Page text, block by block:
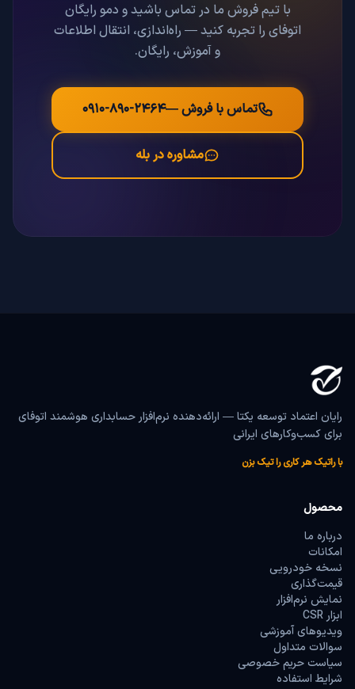
با تیم فروش ما در تماس باشید و دمو رایگان
اتوفای را تجربه کنید — راه‌اندازی، انتقال اطلاعات
و آموزش، رایگان.
تماس با فروش —۰۹۱۰-۸۹۰-۲۴۶۴
مشاوره در بله
رایان اعتماد توسعه یکتا — ارائه‌دهنده نرم‌افزار حسابداری هوشمند اتوفای
برای کسب‌وکارهای ایرانی
با راتیک هر کاری را تیک بزن
محصول
درباره ما
امکانات
نسخه خودرویی
قیمت‌گذاری
نمایش نرم‌افزار
ابزار CSR
ویدیوهای آموزشی
سوالات متداول
سیاست حریم خصوصی
شرایط استفاده